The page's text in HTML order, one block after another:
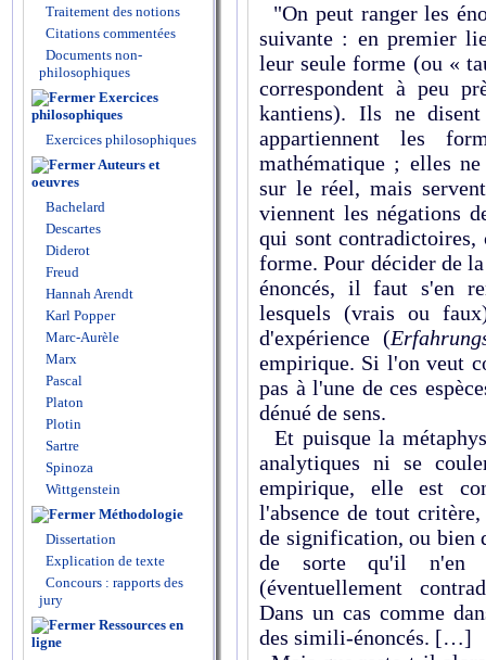
Traitement des notions
Citations commentées
Documents non-
philosophiques
Exercices
philosophiques
Exercices philosophiques
Auteurs et
oeuvres
Bachelard
Descartes
Diderot
Freud
Hannah Arendt
Karl Popper
Marc-Aurèle
Marx
Pascal
Platon
Plotin
Sartre
Spinoza
Wittgenstein
Méthodologie
Dissertation
Explication de texte
Concours : rapports des
jury
Ressources en
ligne
"On peut ranger les
suivante : en premier
leur seule forme (ou «
correspondent à peu
kantiens). Ils ne
appartiennent les
mathématique ; elles
sur le réel, mais
viennent les négations
qui sont contradictoires,
forme. Pour décider de
énoncés, il faut s'en
lesquels (vrais ou
d'expérience (
empirique. Si l'on veut
pas à l'une de ces
dénué de sens.
Et puisque la
analytiques ni se
empirique, elle est
l'absence de tout
de signification, ou bien
de sorte qu'il n'en
(éventuellement
Dans un cas comme
des simili-énoncés. […]